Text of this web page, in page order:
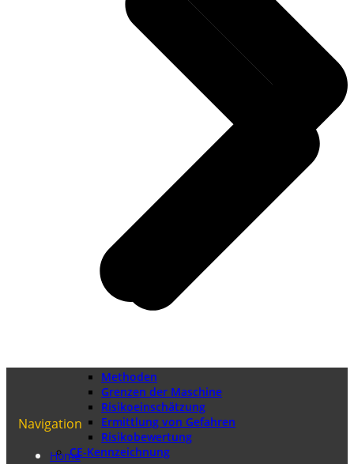
Methoden
Grenzen der Maschine
Risikoeinschätzung
Ermittlung von Gefahren
Risikobewertung
CE-Kennzeichnung
Navigation
Home